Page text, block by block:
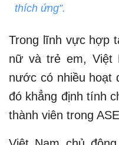
thích ứng”.
Trong lĩnh vực hợp
nữ và trẻ em, Việt
nước có nhiều hoạt
đó khẳng định tính
thành viên trong